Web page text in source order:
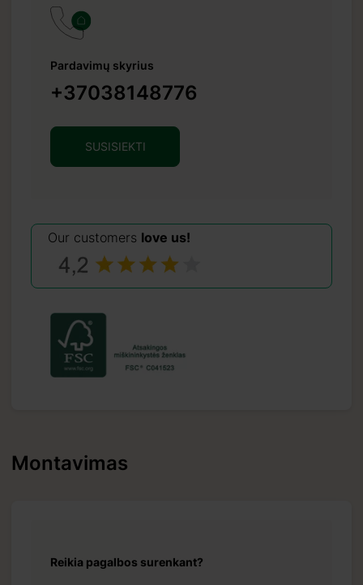
Pardavimų skyrius
+37038148776
SUSISIEKTI
Our customers love us!
Montavimas
Reikia pagalbos surenkant?